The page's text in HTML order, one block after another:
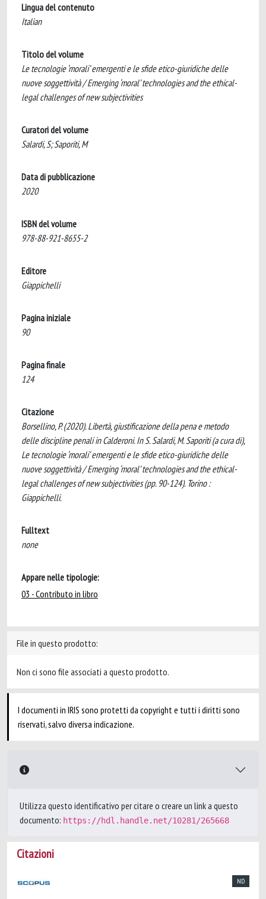
Lingua del contenuto
Italian
Titolo del volume
Le tecnologie ‘morali’ emergenti e le sfide etico-giuridiche delle
nuove soggettività / Emerging ‘moral’ technologies and the ethical-
legal challenges of new subjectivities
Curatori del volume
Salardi, S; Saporiti, M
Data di pubblicazione
2020
ISBN del volume
978-88-921-8655-2
Editore
Giappichelli
Pagina iniziale
90
Pagina finale
124
Citazione
Borsellino, P. (2020). Libertà, giustificazione della pena e metodo
delle discipline penali in Calderoni. In S. Salardi, M. Saporiti (a cura di),
Le tecnologie ‘morali’ emergenti e le sfide etico-giuridiche delle
nuove soggettività / Emerging ‘moral’ technologies and the ethical-
legal challenges of new subjectivities (pp. 90-124). Torino :
Giappichelli.
Fulltext
none
Appare nelle tipologie:
03 - Contributo in libro
File in questo prodotto:
Non ci sono file associati a questo prodotto.
I documenti in IRIS sono protetti da copyright e tutti i diritti sono
riservati, salvo diversa indicazione.
Utilizza questo identificativo per citare o creare un link a questo
documento: https://hdl.handle.net/10281/265668
Citazioni
ND